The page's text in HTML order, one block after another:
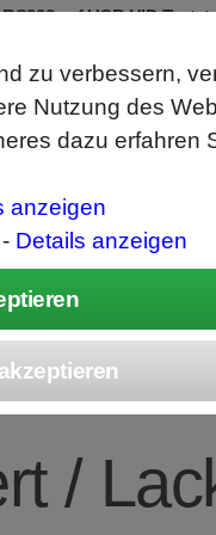
/
auf USB HID
Daten in Computer
wie eine USB Tastatur,
Standard USB Tastatur
vor Ausgabe
zu verbessern,
Nutzung des
dazu erfahren
anzeigen
Details anzeigen